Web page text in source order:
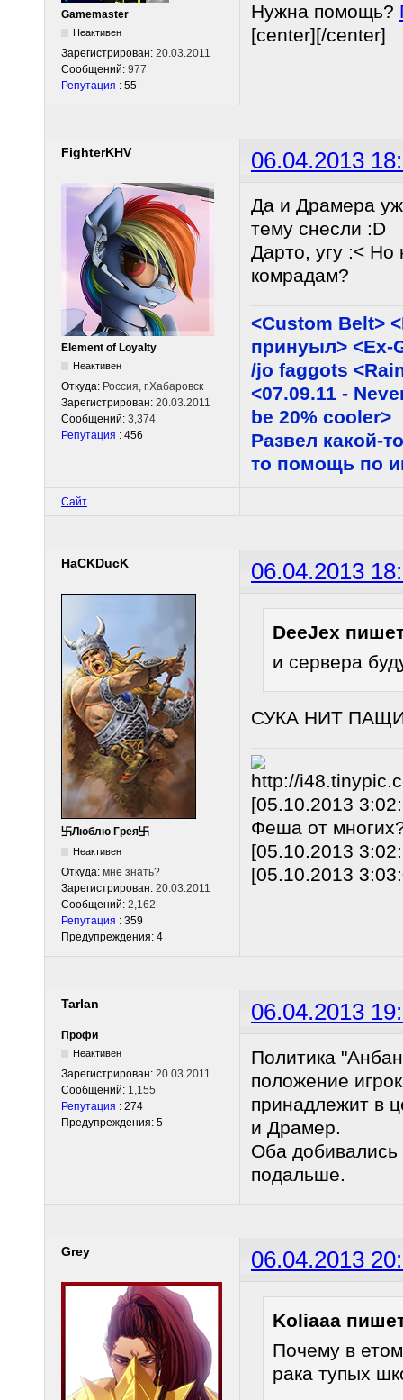
Gamemaster
Неактивен
Зарегистрирован: 20.03.2011
Сообщений: 977
Репутация : 55
Нужна помощь?
[center][/center]
FighterKHV 06.04.2013
Element of Loyalty
Неактивен
Откуда: Россия, г.Хабаровск
Зарегистрирован: 20.03.2011
Сообщений: 3,374
Репутация : 456
Да и Драмера
тему снесли :D
Дарто, угу :< Но
комрадам?
<Custom Belt>
принуыл> <Ex-
/jo faggots
<07.09.11 -
be 20% cooler>
Развел какой-
то помощь по
Сайт
HaCKDucK 06.04.2013
卐Люблю Грея卐
Неактивен
Откуда: мне знать?
Зарегистрирован: 20.03.2011
Сообщений: 2,162
Репутация : 359
Предупреждения: 4
DeeJex
и сервера
СУКА НИТ
[05.10.2013
Феша от
[05.10.2013
[05.10.2013
Tarlan 06.04.2013
Профи
Неактивен
Зарегистрирован: 20.03.2011
Сообщений: 1,155
Репутация : 274
Предупреждения: 5
Политика
положение
принадлежит в
и Драмер.
Оба
подальше.
Grey 06.04.2013
Koliaaa
Почему в
рака тупых